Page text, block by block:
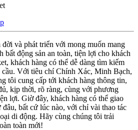
và phát triển với mong muốn mang
bất động sản an toàn, tiện lợi cho khách
khách hàng có thể dễ dàng tìm kiếm
cầu. Với tiêu chí Chính Xác, Minh Bạch,
tôi cung cấp tới khách hàng thông tin,
kịp thời, rõ ràng, cùng với phương
lợi. Giờ đây, khách hàng có thể giao
đâu, bất cứ lúc nào, với chỉ vài thao tác
di động. Hãy cùng chúng tôi trải
toàn mới!